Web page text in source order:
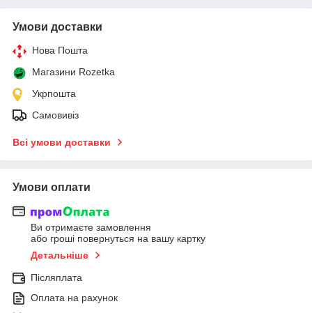
Умови доставки
Нова Пошта
Магазини Rozetka
Укрпошта
Самовивіз
Всі умови доставки
Умови оплати
Ви отримаєте замовлення
або гроші повернуться на вашу картку
Детальніше
Післяплата
Оплата на рахунок